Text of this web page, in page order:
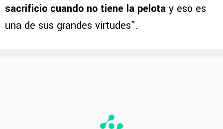
sacrificio cuando no tiene la pelota y eso es
una de sus grandes virtudes”.